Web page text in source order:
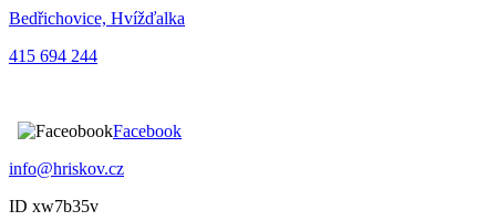
Bedřichovice, Hvížďalka
415 694 244
Facebook
info@hriskov.cz
ID xw7b35v